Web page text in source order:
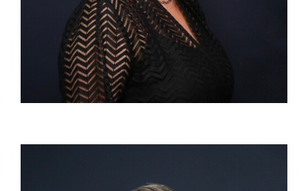
Facilitaire ondersteuning